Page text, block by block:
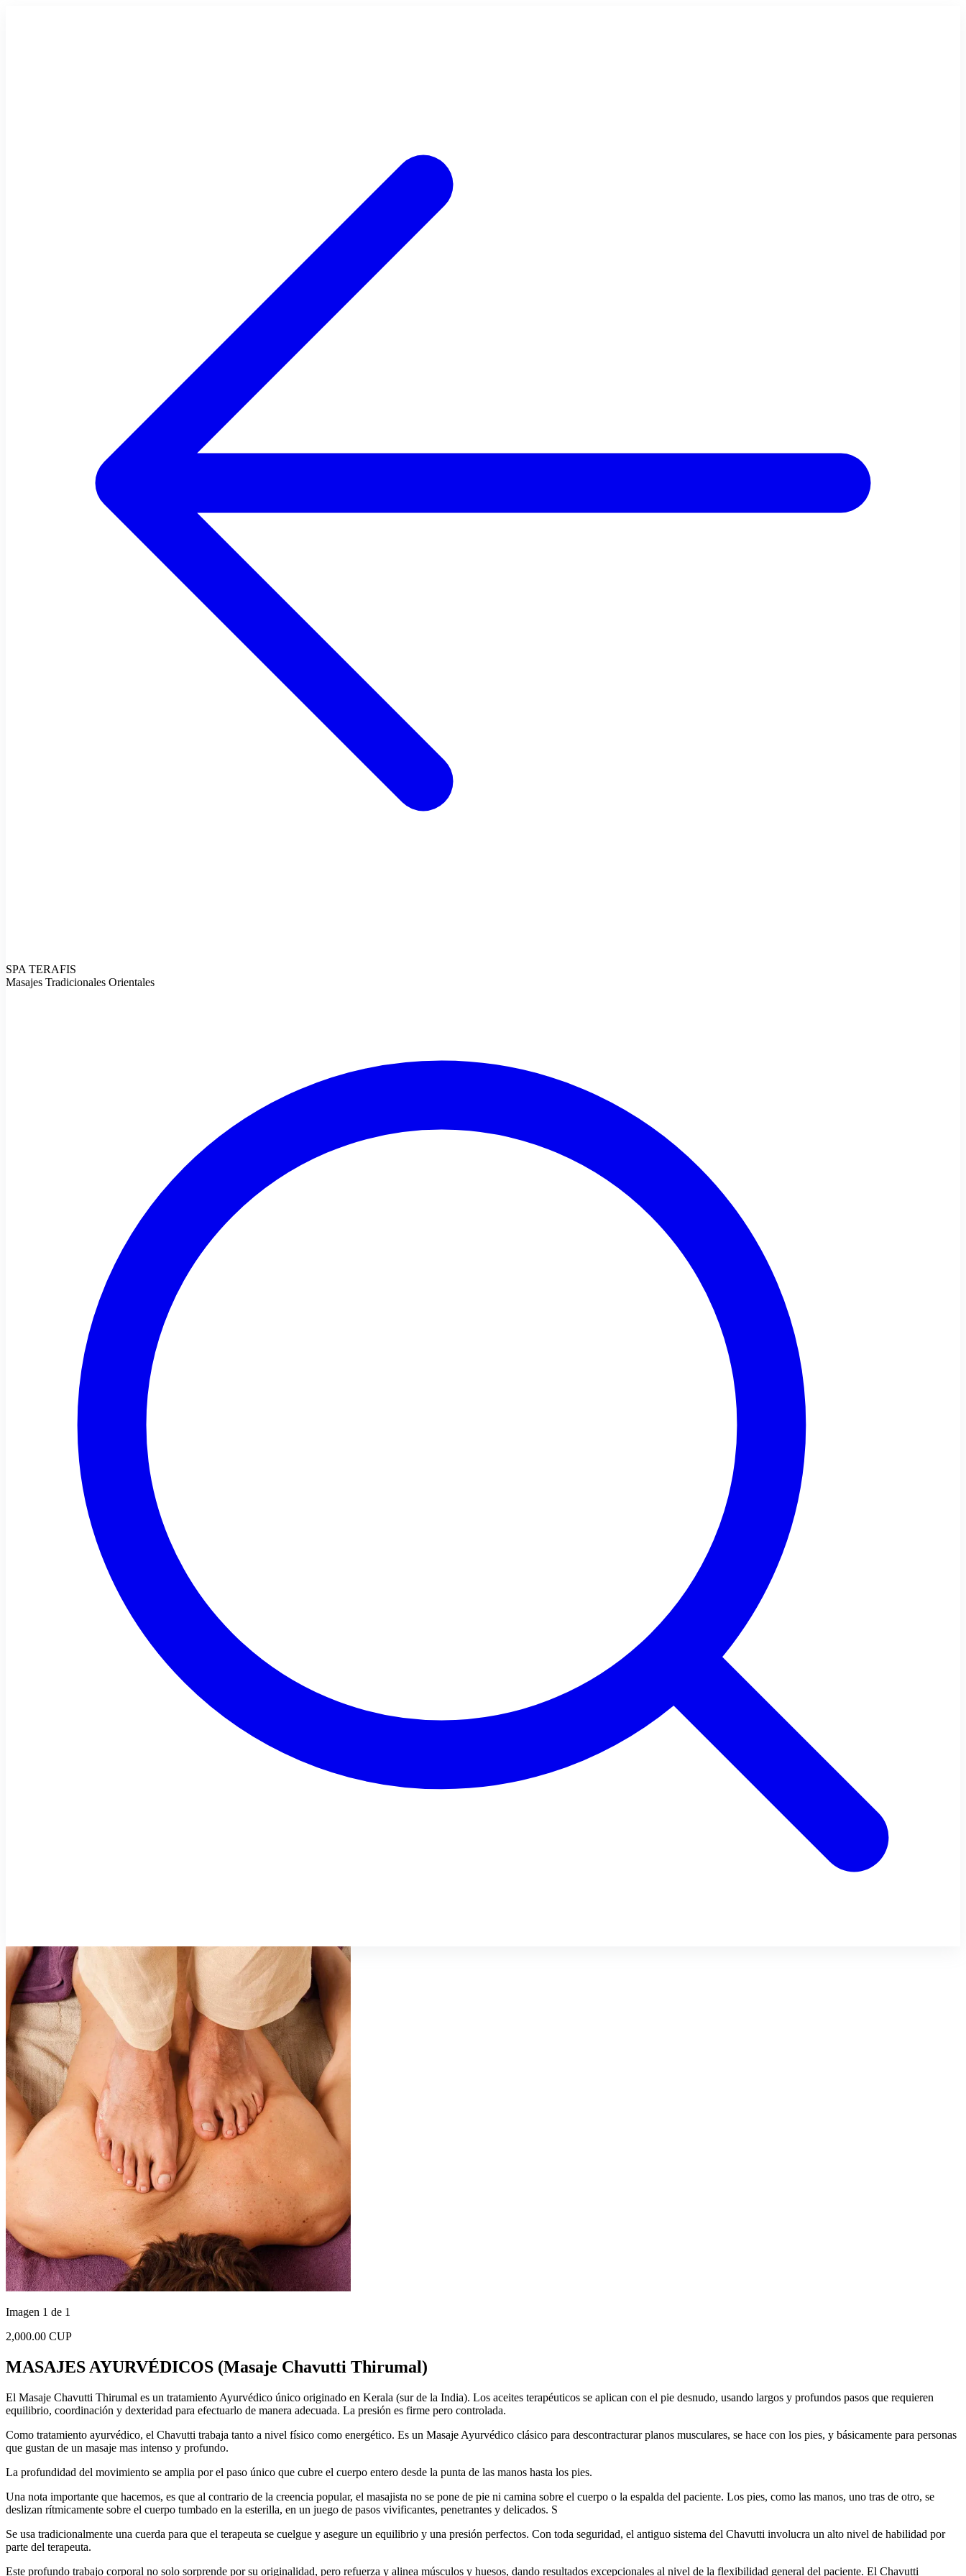
SPA TERAFIS
Masajes Tradicionales Orientales
Imagen 1 de 1
2,000.00 CUP
MASAJES AYURVÉDICOS (Masaje Chavutti Thirumal)
El Masaje Chavutti Thirumal es un tratamiento Ayurvédico único originado en Kerala (sur de la India). Los aceites terapéuticos se aplican con el pie desnudo, usando largos y profundos pasos que requieren
equilibrio, coordinación y dexteridad para efectuarlo de manera adecuada. La presión es firme pero controlada.
Como tratamiento ayurvédico, el Chavutti trabaja tanto a nivel físico como energético. Es un Masaje Ayurvédico clásico para descontracturar planos musculares, se hace con los pies, y básicamente para personas
que gustan de un masaje mas intenso y profundo.
La profundidad del movimiento se amplia por el paso único que cubre el cuerpo entero desde la punta de las manos hasta los pies.
Una nota importante que hacemos, es que al contrario de la creencia popular, el masajista no se pone de pie ni camina sobre el cuerpo o la espalda del paciente. Los pies, como las manos, uno tras de otro, se
deslizan rítmicamente sobre el cuerpo tumbado en la esterilla, en un juego de pasos vivificantes, penetrantes y delicados. S
Se usa tradicionalmente una cuerda para que el terapeuta se cuelgue y asegure un equilibrio y una presión perfectos. Con toda seguridad, el antiguo sistema del Chavutti involucra un alto nivel de habilidad por
parte del terapeuta.
Este profundo trabajo corporal no solo sorprende por su originalidad, pero refuerza y alinea músculos y huesos, dando resultados excepcionales al nivel de la flexibilidad general del paciente. El Chavutti